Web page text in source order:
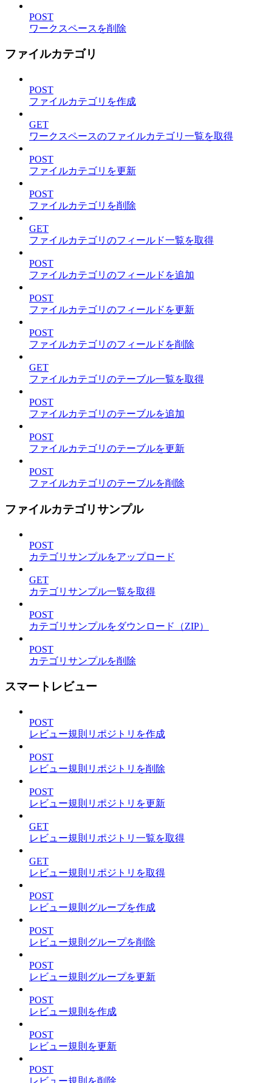
POST
ワークスペースを削除
ファイルカテゴリ
POST
ファイルカテゴリを作成
GET
ワークスペースのファイルカテゴリ一覧を取得
POST
ファイルカテゴリを更新
POST
ファイルカテゴリを削除
GET
ファイルカテゴリのフィールド一覧を取得
POST
ファイルカテゴリのフィールドを追加
POST
ファイルカテゴリのフィールドを更新
POST
ファイルカテゴリのフィールドを削除
GET
ファイルカテゴリのテーブル一覧を取得
POST
ファイルカテゴリのテーブルを追加
POST
ファイルカテゴリのテーブルを更新
POST
ファイルカテゴリのテーブルを削除
ファイルカテゴリサンプル
POST
カテゴリサンプルをアップロード
GET
カテゴリサンプル一覧を取得
POST
カテゴリサンプルをダウンロード（ZIP）
POST
カテゴリサンプルを削除
スマートレビュー
POST
レビュー規則リポジトリを作成
POST
レビュー規則リポジトリを削除
POST
レビュー規則リポジトリを更新
GET
レビュー規則リポジトリ一覧を取得
GET
レビュー規則リポジトリを取得
POST
レビュー規則グループを作成
POST
レビュー規則グループを削除
POST
レビュー規則グループを更新
POST
レビュー規則を作成
POST
レビュー規則を更新
POST
レビュー規則を削除